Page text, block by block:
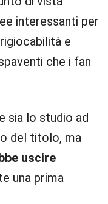
interessanti per
e
che i fan
sia lo studio ad
del titolo, ma
uscire
una prima